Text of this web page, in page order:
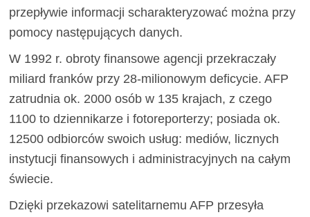
przepływie informacji scharakteryzować można przy
pomocy następujących danych.
W 1992 r. obroty finansowe agencji przekraczały
miliard franków przy 28-milionowym deficycie. AFP
zatrudnia ok. 2000 osób w 135 krajach, z czego
1100 to dziennikarze i fotoreporterzy; posiada ok.
12500 odbiorców swoich usług: mediów, licznych
instytucji finansowych i administracyjnych na całym
świecie.
Dzięki przekazowi satelitarnemu AFP przesyła